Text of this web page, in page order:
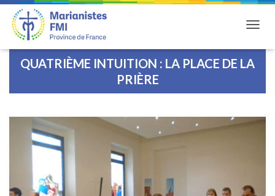
QUATRIÈME INTUITION : LA PLACE DE LA
PRIÈRE